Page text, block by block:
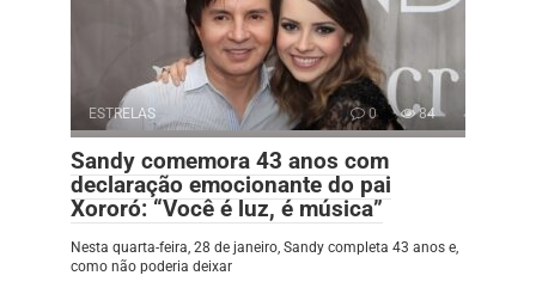
ESTRELAS 0 84
Sandy comemora 43 anos com
declaração emocionante do pai
Xororó: “Você é luz, é música”
Nesta quarta-feira, 28 de janeiro, Sandy completa 43 anos e,
como não poderia deixar